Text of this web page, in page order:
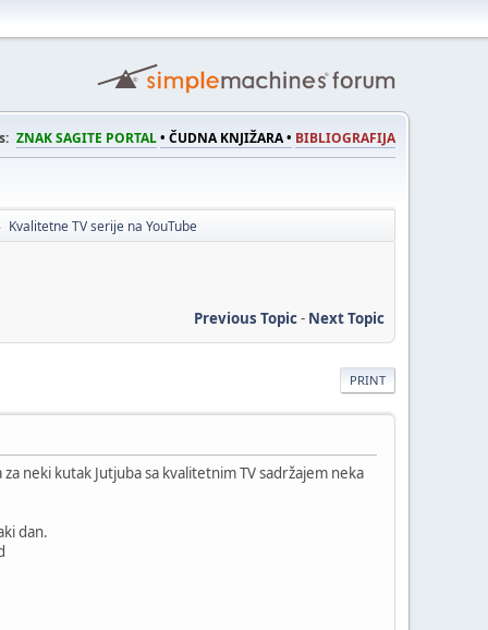
ZNAK SAGITE PORTAL• ČUDNA KNJIŽARA • BIBLIOGRAFIJA
Kvalitetne TV serije na YouTube
Previous Topic- Next Topic
PRINT
neki kutak Jutjuba sa kvalitetnim TV sadržajem neka
dan.